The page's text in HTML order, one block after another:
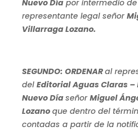
Nuevo Díapor intermedio
representante legal señor
Villarraga Lozano.
SEGUNDO: ORDENARal
delEditorial Aguas Claras –
Nuevo DíaseñorMiguel
Lozanoque dentro del
contadas a partir de la